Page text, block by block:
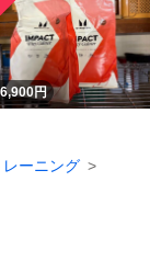
円
ーニング